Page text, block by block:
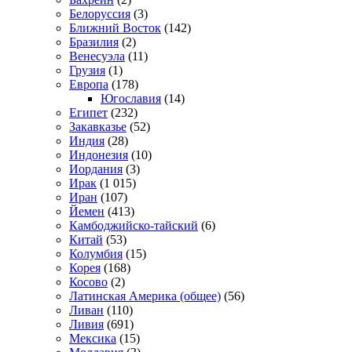
Белоруссия (3)
Ближний Восток (142)
Бразилия (2)
Венесуэла (11)
Грузия (1)
Европа (178)
Югославия (14)
Египет (232)
Закавказье (52)
Индия (28)
Индонезия (10)
Иордания (3)
Ирак (1 015)
Иран (107)
Йемен (413)
Камбоджийско-тайский (6)
Китай (53)
Колумбия (15)
Корея (168)
Косово (2)
Латинская Америка (общее) (56)
Ливан (110)
Ливия (691)
Мексика (15)